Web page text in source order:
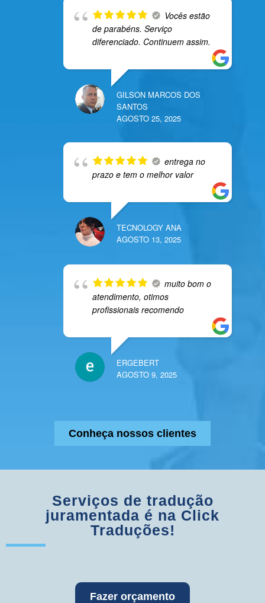
Vocês estão
de parabéns. Serviço
diferenciado. Continuem assim.
GILSON MARCOS DOS
SANTOS
AGOSTO 25, 2025
entrega no
prazo e tem o melhor valor
TECNOLOGY ANA
AGOSTO 13, 2025
muito bom o
atendimento, otimos
profissionais recomendo
ERGEBERT
AGOSTO 9, 2025
Conheça nossos clientes
Serviços de tradução
juramentada é na Click
Traduções!
Fazer orçamento